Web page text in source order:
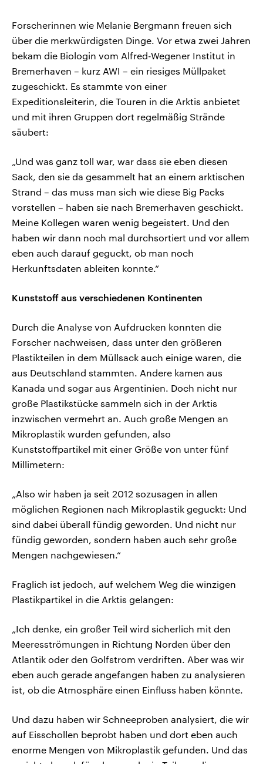
Forscherinnen wie Melanie Bergmann freuen sich
über die merkwürdigsten Dinge. Vor etwa zwei Jahren
bekam die Biologin vom Alfred-Wegener Institut in
Bremerhaven – kurz AWI – ein riesiges Müllpaket
zugeschickt. Es stammte von einer
Expeditionsleiterin, die Touren in die Arktis anbietet
und mit ihren Gruppen dort regelmäßig Strände
säubert:
„Und was ganz toll war, war dass sie eben diesen
Sack, den sie da gesammelt hat an einem arktischen
Strand – das muss man sich wie diese Big Packs
vorstellen – haben sie nach Bremerhaven geschickt.
Meine Kollegen waren wenig begeistert. Und den
haben wir dann noch mal durchsortiert und vor allem
eben auch darauf geguckt, ob man noch
Herkunftsdaten ableiten konnte.“
Kunststoff aus verschiedenen Kontinenten
Durch die Analyse von Aufdrucken konnten die
Forscher nachweisen, dass unter den größeren
Plastikteilen in dem Müllsack auch einige waren, die
aus Deutschland stammten. Andere kamen aus
Kanada und sogar aus Argentinien. Doch nicht nur
große Plastikstücke sammeln sich in der Arktis
inzwischen vermehrt an. Auch große Mengen an
Mikroplastik wurden gefunden, also
Kunststoffpartikel mit einer Größe von unter fünf
Millimetern:
„Also wir haben ja seit 2012 sozusagen in allen
möglichen Regionen nach Mikroplastik geguckt: Und
sind dabei überall fündig geworden. Und nicht nur
fündig geworden, sondern haben auch sehr große
Mengen nachgewiesen.“
Fraglich ist jedoch, auf welchem Weg die winzigen
Plastikpartikel in die Arktis gelangen:
„Ich denke, ein großer Teil wird sicherlich mit den
Meeresströmungen in Richtung Norden über den
Atlantik oder den Golfstrom verdriften. Aber was wir
eben auch gerade angefangen haben zu analysieren
ist, ob die Atmosphäre einen Einfluss haben könnte.
Und dazu haben wir Schneeproben analysiert, die wir
auf Eisschollen beprobt haben und dort eben auch
enorme Mengen von Mikroplastik gefunden. Und das